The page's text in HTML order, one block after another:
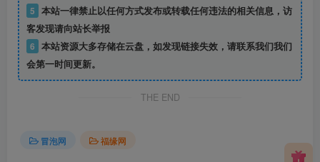
5 本站一律禁止以任何方式发布或转载任何违法的相关信息，访
客发现请向站长举报
6 本站资源大多存储在云盘，如发现链接失效，请联系我们我们
会第一时间更新。
THE END
冒泡网 福缘网